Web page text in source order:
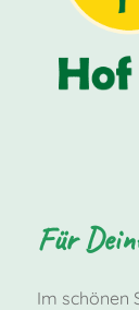
Für
Im schönen